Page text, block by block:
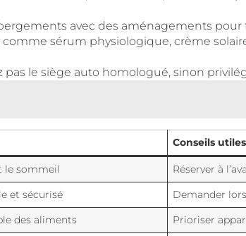
avec des aménagements
comme sérum physiologique, crème
pas le siège auto homologué, sinon
Conseils utiles
le sommeil
Réserver à
et sécurisé
Demander
des aliments
Prioriser